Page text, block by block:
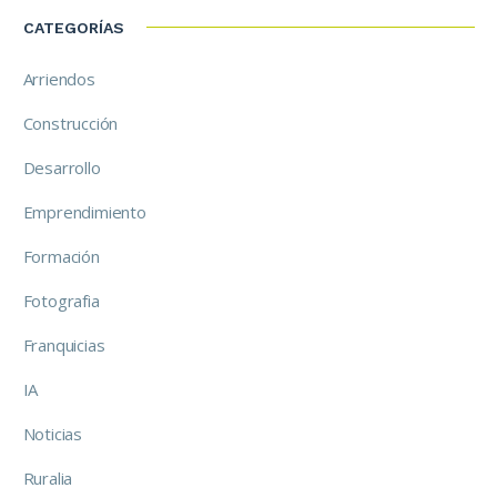
CATEGORÍAS
Arriendos
Construcción
Desarrollo
Emprendimiento
Formación
Fotografia
Franquicias
IA
Noticias
Ruralia